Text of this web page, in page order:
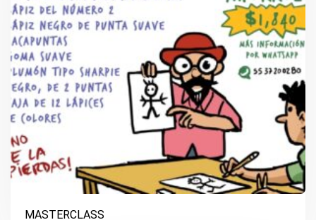
MASTERCLASS